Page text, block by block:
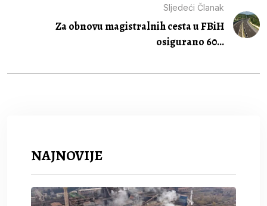
Sljedeći Članak
Za obnovu magistralnih cesta u FBiH
osigurano 60...
NAJNOVIJE